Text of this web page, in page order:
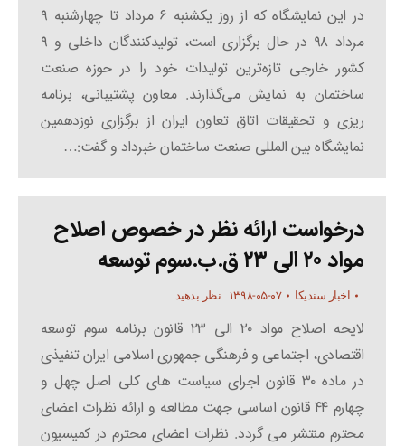
در این نمایشگاه که از روز یکشنبه ۶ مرداد تا چهارشنبه ۹
مرداد ۹۸ در حال برگزاری است، تولیدکنندگان داخلی و ۹
کشور خارجی تازه‌ترین تولیدات خود را در حوزه صنعت
ساختمان به نمایش می‌گذارند. معاون پشتیبانی، برنامه
ریزی و تحقیقات اتاق تعاون ایران از برگزاری نوزدهمین
نمایشگاه بین المللی صنعت ساختمان خبرداد و گفت:…
درخواست ارائه نظر در خصوص اصلاح
مواد ۲۰ الی ۲۳ ق.ب.سوم توسعه
اخبار سندیکا ۱۳۹۸-۰۵-۰۷ نظر بدهید
لایحه اصلاح مواد ۲۰ الی ۲۳ قانون برنامه سوم توسعه
اقتصادی، اجتماعی و فرهنگی جمهوری اسلامی ایران تنفیذی
در ماده ۳۰ قانون اجرای سیاست های کلی اصل چهل و
چهارم ۴۴ قانون اساسی جهت مطالعه و ارائه نظرات اعضای
محترم منتشر می گردد. نظرات اعضای محترم در کمیسیون